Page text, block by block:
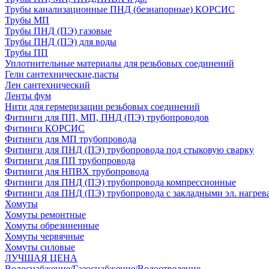
Трубы канализационные ПНД (безнапорные) КОРСИС
Трубы МП
Трубы ПНД (ПЭ) газовые
Трубы ПНД (ПЭ) для воды
Трубы ПП
Уплотнительные материалы для резьбовых соединений
Гели сантехнические,пасты
Лен сантехнический
Ленты фум
Нити для гермеризации резьбовых соединений
Фитинги для ПП, МП, ПНД (ПЭ) трубопроводов
Фитинги КОРСИС
Фитинги для МП трубопровода
Фитинги для ПНД (ПЭ) трубопровода под стыковую сварку
Фитинги для ПП трубопровода
Фитинги для НПВХ трубопровода
Фитинги для ПНД (ПЭ) трубопровода компрессионные
Фитинги для ПНД (ПЭ) трубопровода с закладными эл.
Хомуты
Хомуты ремонтные
Хомуты обрезиненные
Хомуты червячные
Хомуты силовые
ЛУЧШАЯ ЦЕНА